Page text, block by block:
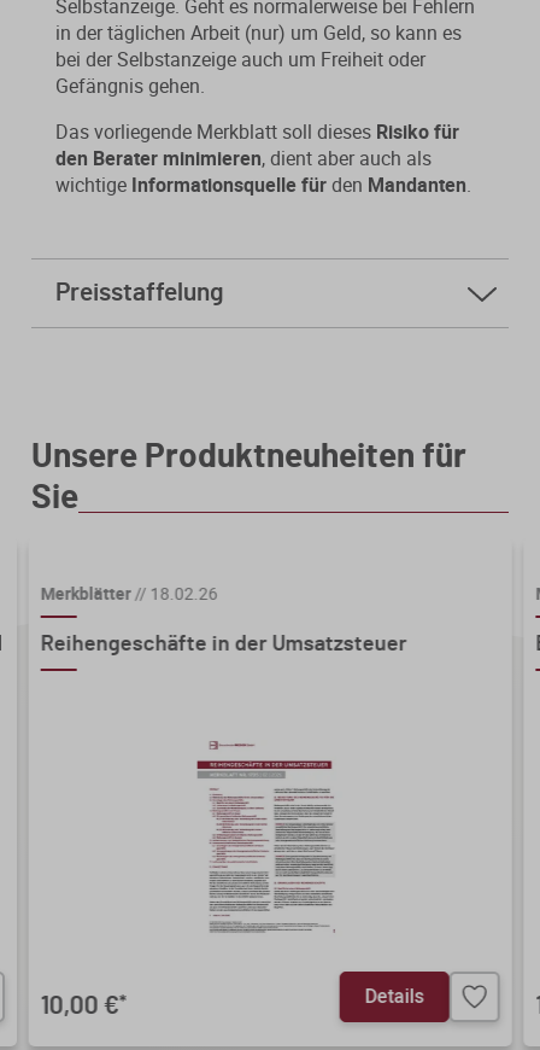
Selbstanzeige. Geht es normalerweise bei Fehlern
in der täglichen Arbeit (nur) um Geld, so kann es
bei der Selbstanzeige auch um Freiheit oder
Gefängnis gehen.
Das vorliegende Merkblatt soll dieses Risiko für
den Berater minimieren, dient aber auch als
wichtige Informationsquelle fürden Mandanten.
Preisstaffelung
Unsere Produktneuheiten für
Sie
Merkblätter// 18.02.26
Reihengeschäfte in der Umsatzsteuer
10,00 €* Details